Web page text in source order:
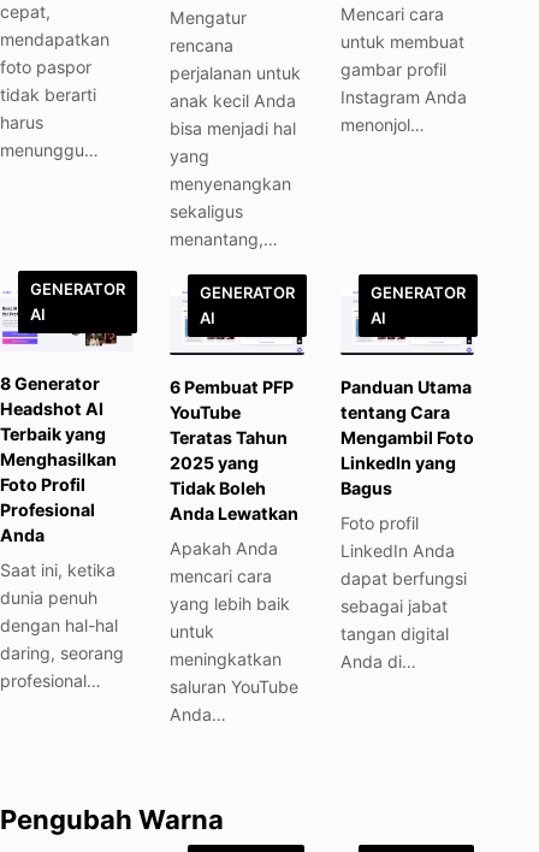
cepat,
mendapatkan
foto paspor
tidak berarti
harus
menunggu…
Mengatur
rencana
perjalanan untuk
anak kecil Anda
bisa menjadi hal
yang
menyenangkan
sekaligus
menantang,…
Mencari cara
untuk membuat
gambar profil
Instagram Anda
menonjol…
GENERATOR
AI
8 Generator
Headshot AI
Terbaik yang
Menghasilkan
Foto Profil
Profesional
Anda
Saat ini, ketika
dunia penuh
dengan hal-hal
daring, seorang
profesional…
GENERATOR
AI
6 Pembuat PFP
YouTube
Teratas Tahun
2025 yang
Tidak Boleh
Anda Lewatkan
Apakah Anda
mencari cara
yang lebih baik
untuk
meningkatkan
saluran YouTube
Anda…
GENERATOR
AI
Panduan Utama
tentang Cara
Mengambil Foto
LinkedIn yang
Bagus
Foto profil
LinkedIn Anda
dapat berfungsi
sebagai jabat
tangan digital
Anda di…
Pengubah Warna